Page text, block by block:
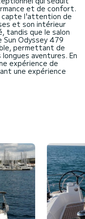
et de confort.
capte l'attention de
et son intérieur
que le salon
Odyssey 479
permettant de
aventures. En
expérience de
une expérience